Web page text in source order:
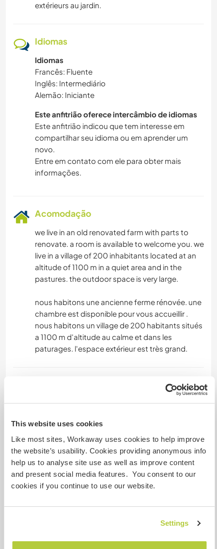
This website uses cookies
Like most sites, Workaway uses cookies to help improve
the website’s usability. Cookies providing anonymous info
help us to analyse site use as well as improve content
and present social media features. You consent to our
cookies if you continue to use our website.
Settings
extérieurs au jardin.
Idiomas
Idiomas
Francês: Fluente
Inglês: Intermediário
Alemão: Iniciante
Este anfitrião oferece intercâmbio de idiomas
Este anfitrião indicou que tem interesse em
compartilhar seu idioma ou em aprender um
novo.
Entre em contato com ele para obter mais
informações.
Acomodação
we live in an old renovated farm with parts to
renovate. a room is available to welcome you. we
live in a village of 200 inhabitants located at an
altitude of 1100 m in a quiet area and in the
pastures. the outdoor space is very large.
nous habitons une ancienne ferme rénovée. une
chambre est disponible pour vous accueillir .
nous habitons un village de 200 habitants situés
a 1100 m d'altitude au calme et dans les
paturages. l'espace extérieur est très grand.
Acesso à internet
Temos mascotes
Somos fumantes